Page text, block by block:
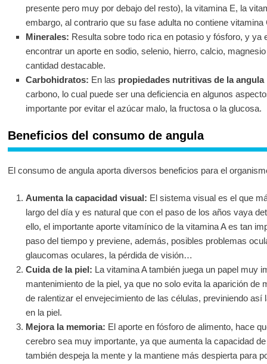
presente pero muy por debajo del resto), la vitamina E, la
embargo, al contrario que su fase adulta no contiene vitamina
Minerales: Resulta sobre todo rica en potasio y fósforo, y ya
encontrar un aporte en sodio, selenio, hierro, calcio,
cantidad destacable.
Carbohidratos: En las propiedades nutritivas de la angula
carbono, lo cual puede ser una deficiencia en algunos
importante por evitar el azúcar malo, la fructosa o la glucosa.
Beneficios del consumo de angula
El consumo de angula aporta diversos beneficios para el
Aumenta la capacidad visual: El sistema visual es el que
largo del día y es natural que con el paso de los años vaya
ello, el importante aporte vitamínico de la vitamina A es tan
paso del tiempo y previene, además, posibles problemas
glaucomas oculares, la pérdida de visión…
Cuida de la piel: La vitamina A también juega un papel muy
mantenimiento de la piel, ya que no solo evita la aparición
de ralentizar el envejecimiento de las células, previniendo
en la piel.
Mejora la memoria: El aporte en fósforo de alimento, hace
cerebro sea muy importante, ya que aumenta la capacidad
también despeja la mente y la mantiene más despierta para